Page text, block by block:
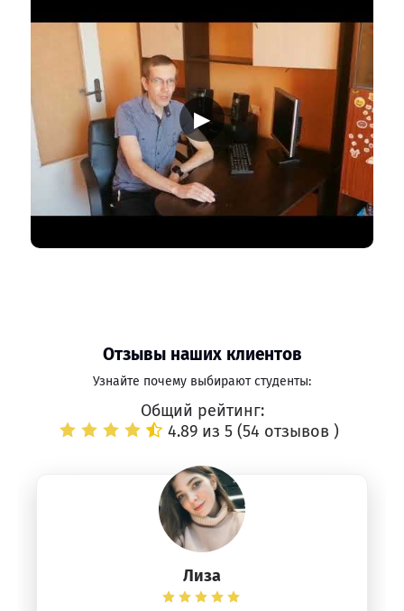
▶
Отзывы наших клиентов
Узнайте почему выбирают студенты:
Общий рейтинг:
4.89 из 5 (54 отзывов )
Лиза